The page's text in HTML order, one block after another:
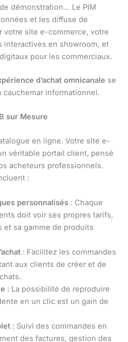
démonstration… Le PIM
et les diffuse de
votre site e-commerce, votre
interactives en showroom, et
pour les commerciaux.
d’achat omnicanale se
informationnel.
sur Mesure
en ligne. Votre site e-
véritable portail client, pensé
acheteurs professionnels.
:
personnalisés : Chaque
doit voir ses propres tarifs,
et sa gamme de produits
: Facilitez les commandes
aux clients de créer et de
: La possibilité de reproduire
en un clic est un gain de
: Suivi des commandes en
des factures, gestion des